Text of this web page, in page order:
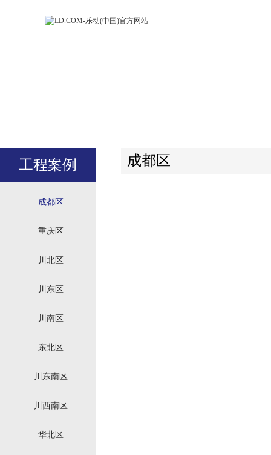
工程案例
成都区
重庆区
川北区
川东区
川南区
东北区
川东南区
川西南区
华北区
成都区